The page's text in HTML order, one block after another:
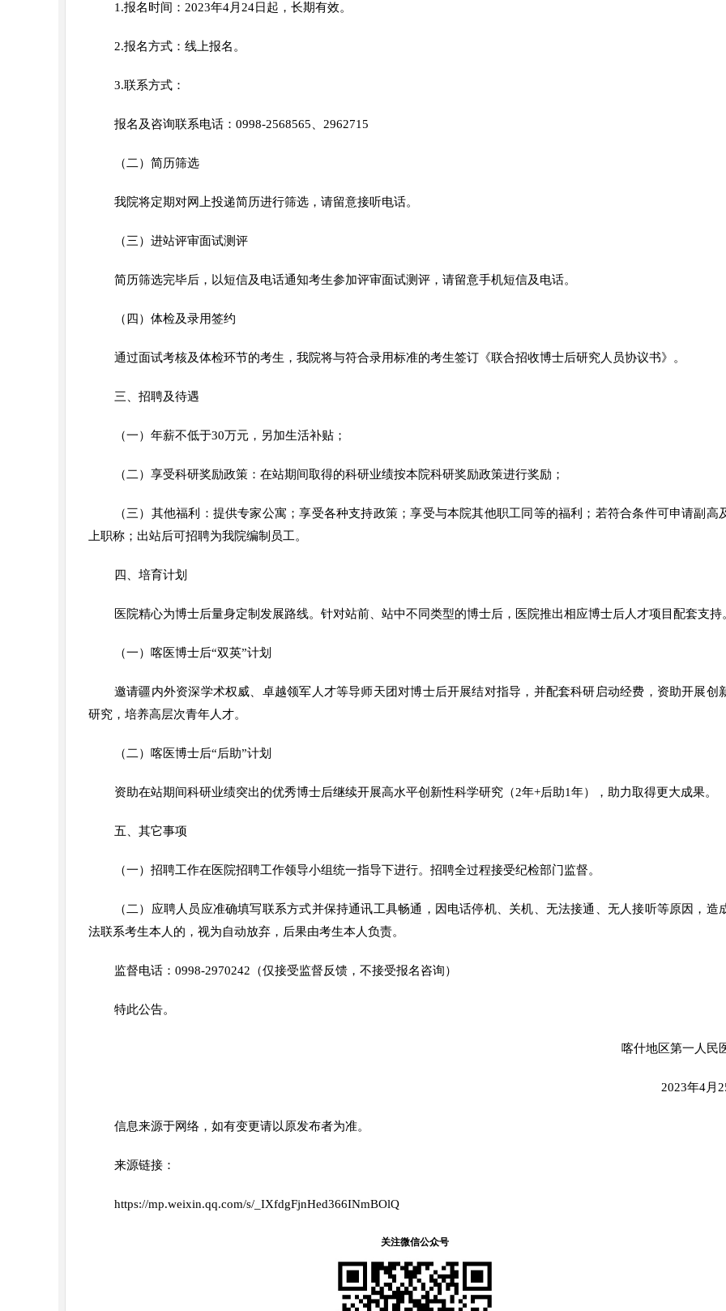
1.报名时间： 2023年4月24日 起，长期有效。
2.报名方式：线上报名。
3.联系方式：
报名及咨询联系电话：0998-2568565、2962715
（二）简历筛选
我院将定期对网上投递简历进行筛选，请留意接听电话。
（三）进站评审面试测评
简历筛选完毕后，以短信及电话通知考生参加评审面试测评，请留意手机短信及电话。
（四）体检及录用签约
通过面试考核及体检环节的考生，我院将与符合录用标准的考生签订《联合招收博士后研究人员协议书》。
三、招聘及待遇
（一）年薪不低于30万元，另加生活补贴；
（二）享受科研奖励政策：在站期间取得的科研业绩按本院科研奖励政策进行奖励；
（三）其他福利：提供专家公寓；享受各种支持政策；享受与本院其他职工同等的福利；若符合条件可申请副高
上职称；出站后可招聘为我院编制员工。
四、培育计划
医院精心为博士后量身定制发展路线。针对站前、站中不同类型的博士后，医院推出相应博士后人才项目配套支持
（一）喀医博士后“双英”计划
邀请疆内外资深学术权威、卓越领军人才等导师天团对博士后开展结对指导，并配套科研启动经费，资助开展创
研究，培养高层次青年人才。
（二）喀医博士后“后助”计划
资助在站期间科研业绩突出的优秀博士后继续开展高水平创新性科学研究（2年+后助1年），助力取得更大成果。
五、其它事项
（一）招聘工作在医院招聘工作领导小组统一指导下进行。招聘全过程接受纪检部门监督。
（二）应聘人员应准确填写联系方式并保持通讯工具畅通，因电话停机、关机、无法接通、无人接听等原因，造
法联系考生本人的，视为自动放弃，后果由考生本人负责。
监督电话：0998-2970242（仅接受监督反馈，不接受报名咨询）
特此公告。
喀什地区第一人民
2023年4月
信息来源于网络，如有变更请以原发布者为准。
来源链接：
https://mp.weixin.qq.com/s/_IXfdgFjnHed366INmBOlQ
关注微信公众号